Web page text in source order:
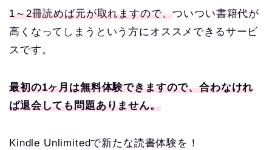
1～2冊読めば元が取れますので、ついつい書籍代が
高くなってしまうという方にオススメできるサービ
スです。
最初の1ヶ月は無料体験できますので、合わなけれ
ば退会しても問題ありません。
Kindle Unlimitedで新たな読書体験を！